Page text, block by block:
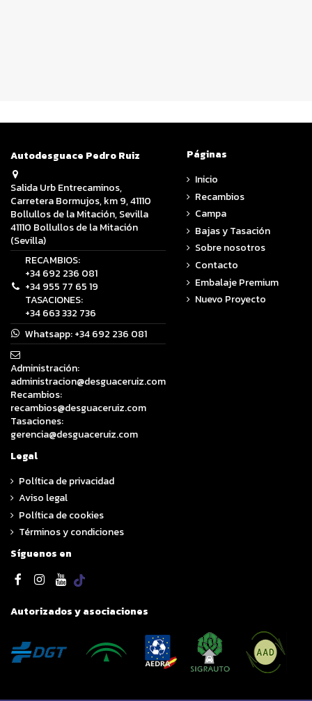
Autodesguace Pedro Ruiz
Salida Urb Entrecaminos,
Carretera Bormujos, km 9, 41110
Bollullos de la Mitación, Sevilla
41110 Bollullos de la Mitación
(Sevilla)
RECAMBIOS:
+34 692 236 081
+34 955 77 65 19
TASACIONES:
+34 663 332 736
Whatsapp:+34 692 236 081
Administración:
administracion@desguaceruiz.com
Recambios:
recambios@desguaceruiz.com
Tasaciones:
gerencia@desguaceruiz.com
Páginas
Inicio
Recambios
Campa
Bajas y Tasación
Sobre nosotros
Contacto
Embalaje Premium
Nuevo Proyecto
Legal
Política de privacidad
Aviso legal
Política de cookies
Términos y condiciones
Síguenos en
Autorizados y asociaciones